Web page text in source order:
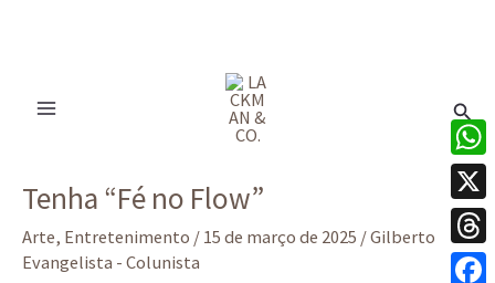
Tenha “Fé no Flow”
Arte, Entretenimento / 15 de março de 2025 /Gilberto
Evangelista - Colunista
“Fé
no
Flow”
X